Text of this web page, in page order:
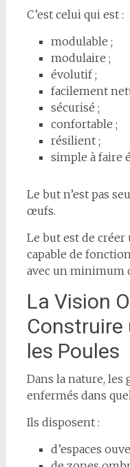
C’est celui qui est :
modulable ;
modulaire ;
évolutif ;
facilement
sécurisé ;
confortable ;
résilient ;
simple à faire
Le but n’est pas
œufs.
Le but est de
capable de
avec un minimum
La Vision
Construire
les Poules
Dans la nature, les
enfermés dans
Ils disposent :
d’espaces